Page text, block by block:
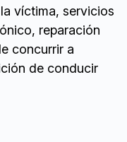
víctima, servicios
reparación
concurrir a
de conducir